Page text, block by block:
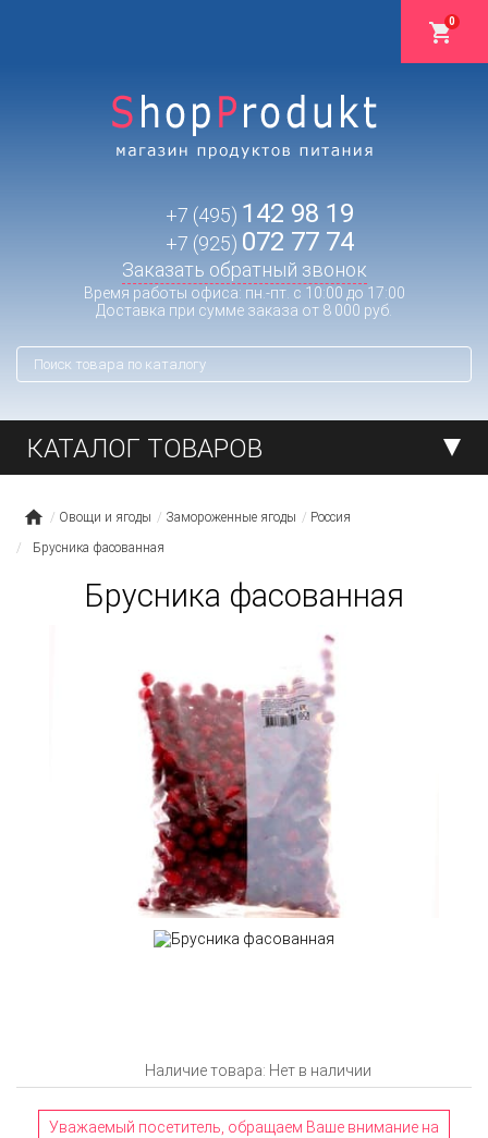
0
+7 (495) 142 98 19
+7 (925) 072 77 74
Заказать обратный звонок
Время работы офиса: пн.-пт. с 10:00 до 17:00
Доставка при сумме заказа от 8 000 руб.
КАТАЛОГ ТОВАРОВ
Овощи и ягоды Замороженные ягоды
Россия
Брусника фасованная
Брусника фасованная
Наличие товара: Нет в наличии
Уважаемый посетитель, обращаем Ваше внимание на